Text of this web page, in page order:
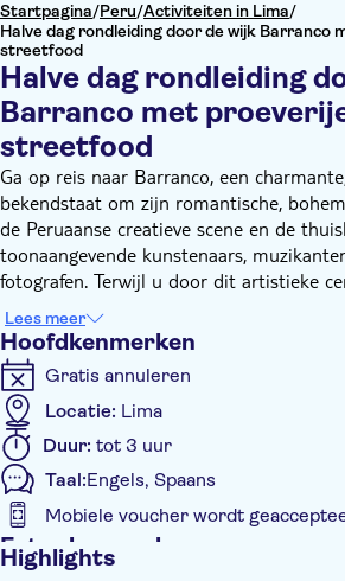
Startpagina/Peru/Activiteiten in Lima/
Halve dag rondleiding door de wijk Barranco
streetfood
Halve dag rondleiding
Barranco met
streetfood
Ga op reis naar Barranco, een
bekendstaat om zijn romantische,
de Peruaanse creatieve scene en de
toonaangevende kunstenaars,
fotografen. Terwijl u door dit artistieke
betoverd raken door het unieke karakter
Kom langs bij het Barranco Park, waar u
gerechten kunt proeven. Trakteer uzelf
"anticuchos", een traditioneel gerecht
gemarineerd in knoflook, azijn, komijn en
rode chilipeper die bekendstaat om zijn
culinaire avontuur eindigt hier niet: proef
traditioneel dessert dat zoet, knapperig,
besprenkeld met siroop is.
Nadat u zich heeft verdiept in de cultuur
Barranco, keert u terug naar uw hotel
Lees meer
Hoofdkenmerken
Gratis annuleren
Locatie: Lima
Duur: tot 3 uur
Taal:Engels, Spaans
Mobiele voucher wordt
Extra kenmerken
Highlights